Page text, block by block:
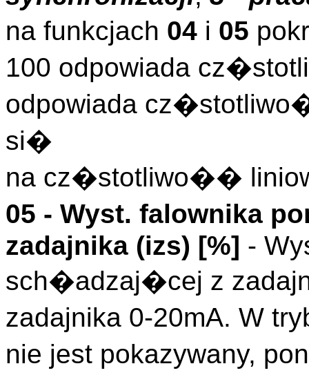
na funkcjach 04 i 05
100 odpowiada
odpowiada
si�
na cz�stotliwo��
05 - Wyst. falownika
zadajnika (izs) [%] -
sch�adzaj�cej z
zadajnika 0-20mA. W
nie jest pokazywany,